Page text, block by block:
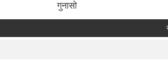
गुनासो